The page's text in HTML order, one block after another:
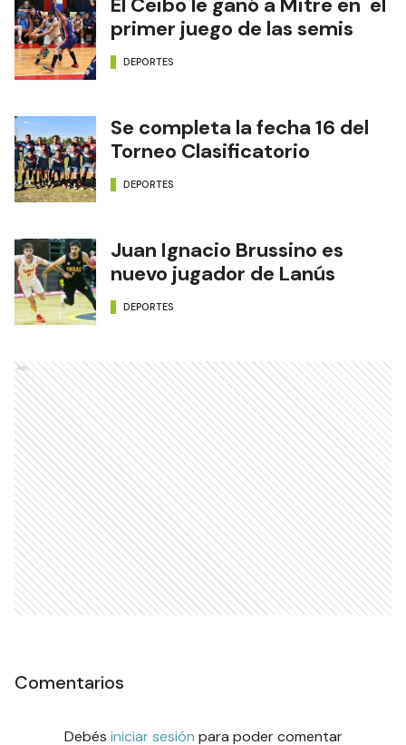
primer juego de las semis
DEPORTES
Se completa la fecha 16 del
Torneo Clasificatorio
DEPORTES
Juan Ignacio Brussino es
nuevo jugador de Lanús
DEPORTES
Ads
Comentarios
Debés iniciar sesión para poder comentar